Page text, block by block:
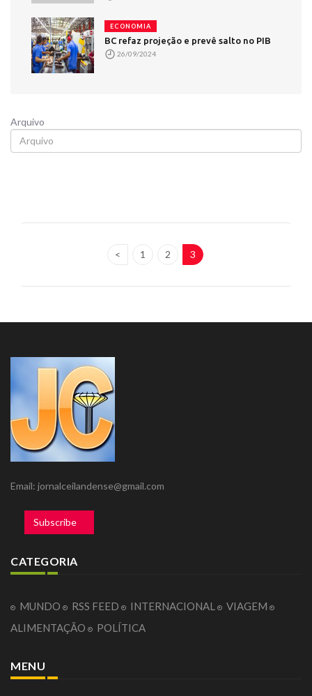
ECONOMIA
BC refaz projeção e prevê salto no PIB
26/09/2024
Arquivo
< 1 2 3
Email: jornalceilandense@gmail.com
Subscribe
CATEGORIA
MUNDO RSS FEED INTERNACIONAL
VIAGEM
ALIMENTAÇÃO
POLÍTICA
MENU